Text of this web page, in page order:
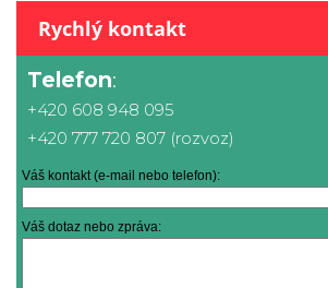
Rychlý kontakt
Telefon:
+420 608 948 095
+420 777 720 807 (rozvoz)
Váš kontakt (e-mail nebo telefon):
Váš dotaz nebo zpráva: